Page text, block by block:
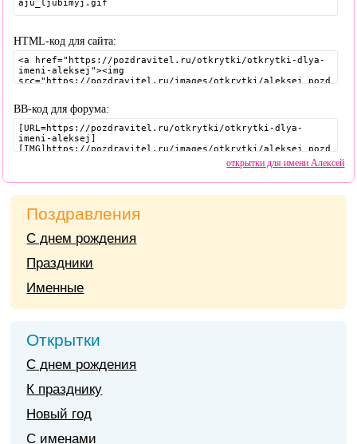
HTML-код для сайта:
BB-код для форума:
открытки для имени Алексей
Поздравления
С днем рождения
Праздники
Именные
Открытки
С днем рождения
К празднику
Новый год
С именами